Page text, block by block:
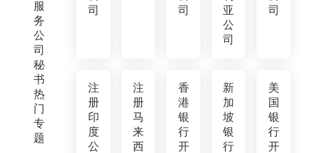
服
务
公
司
秘
书
热
门
专
题
司
司
亚
公
司
司
注
册
印
度
公
注
册
马
来
西
香
港
银
行
开
新
加
坡
银
行
美
国
银
行
开